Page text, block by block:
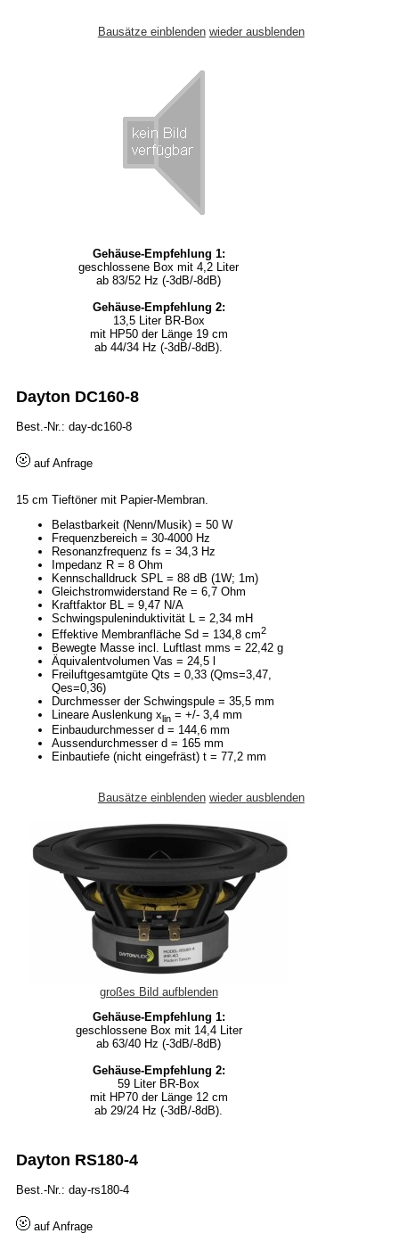
Bausätze einblenden wieder ausblenden
Gehäuse-Empfehlung 1:
geschlossene Box mit 4,2 Liter
ab 83/52 Hz (-3dB/-8dB)
Gehäuse-Empfehlung 2:
13,5 Liter BR-Box
mit HP50 der Länge 19 cm
ab 44/34 Hz (-3dB/-8dB).
Dayton DC160-8
Best.-Nr.: day-dc160-8
auf Anfrage
15 cm Tieftöner mit Papier-Membran.
Belastbarkeit (Nenn/Musik) = 50 W
Frequenzbereich = 30-4000 Hz
Resonanzfrequenz fs = 34,3 Hz
Impedanz R = 8 Ohm
Kennschalldruck SPL = 88 dB (1W; 1m)
Gleichstromwiderstand Re = 6,7 Ohm
Kraftfaktor BL = 9,47 N/A
Schwingspuleninduktivität L = 2,34 mH
Effektive Membranfläche Sd = 134,8 cm2
Bewegte Masse incl. Luftlast mms = 22,42 g
Äquivalentvolumen Vas = 24,5 l
Freiluftgesamtgüte Qts = 0,33 (Qms=3,47,
Qes=0,36)
Durchmesser der Schwingspule = 35,5 mm
Lineare Auslenkung xlin = +/- 3,4 mm
Einbaudurchmesser d = 144,6 mm
Aussendurchmesser d = 165 mm
Einbautiefe (nicht eingefräst) t = 77,2 mm
Bausätze einblenden wieder ausblenden
großes Bild aufblenden
Gehäuse-Empfehlung 1:
geschlossene Box mit 14,4 Liter
ab 63/40 Hz (-3dB/-8dB)
Gehäuse-Empfehlung 2:
59 Liter BR-Box
mit HP70 der Länge 12 cm
ab 29/24 Hz (-3dB/-8dB).
Dayton RS180-4
Best.-Nr.: day-rs180-4
auf Anfrage